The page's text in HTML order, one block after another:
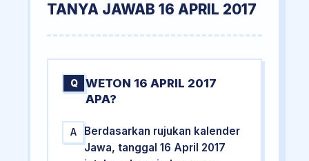
TANYA JAWAB 16 APRIL 2017
Q
WETON 16 APRIL 2017
APA?
A
Berdasarkan rujukan kalender
Jawa, tanggal 16 April 2017